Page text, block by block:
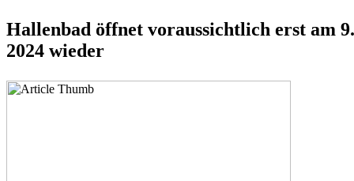
Hallenbad öffnet voraussichtlich erst am
2024 wieder